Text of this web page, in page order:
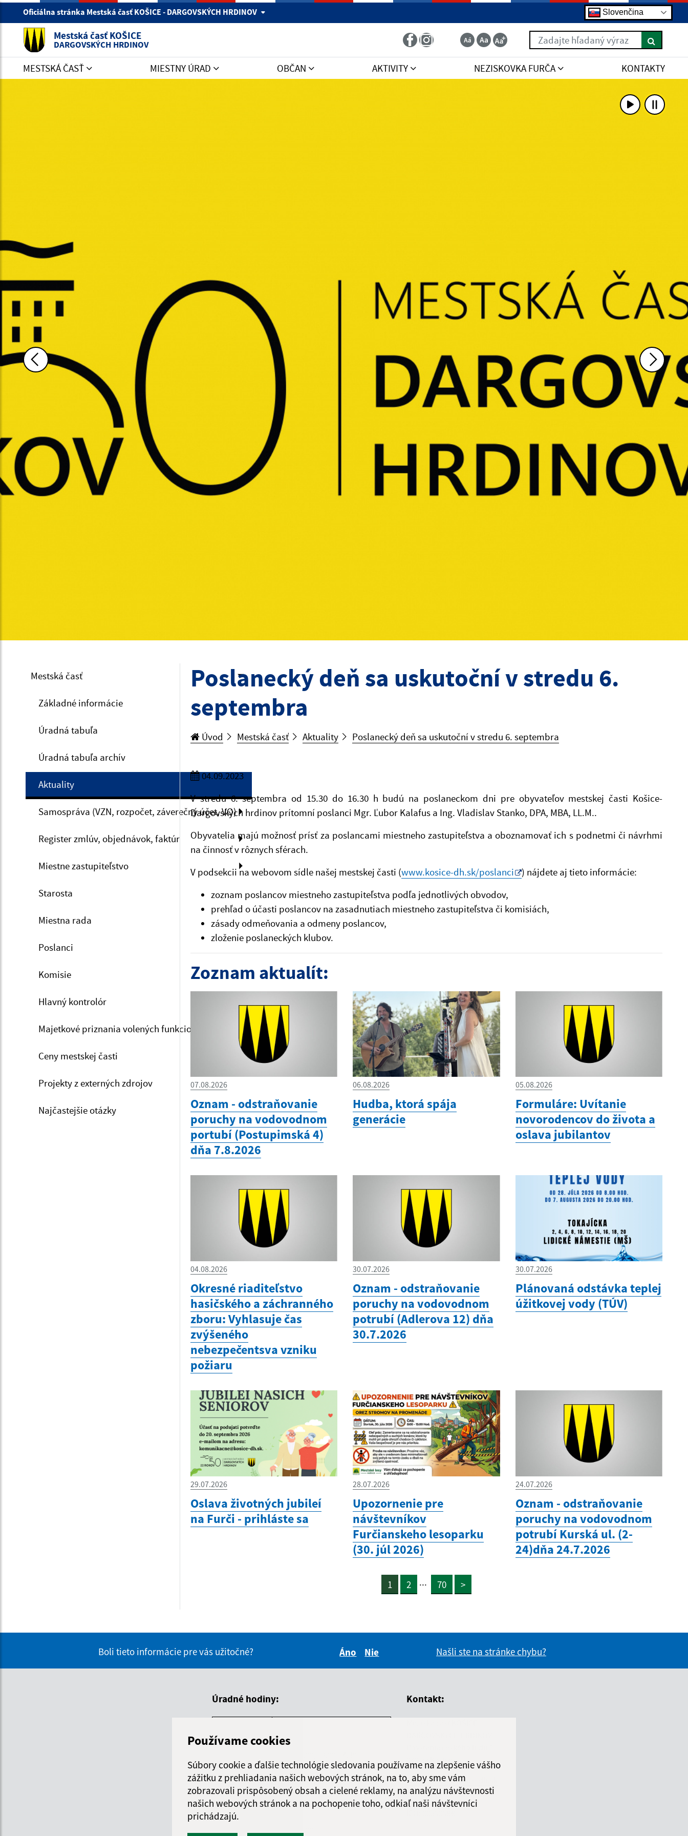
Používame cookies
Súbory cookie a ďalšie technológie sledovania používame na zlepšenie vášho
zážitku z prehliadania našich webových stránok, na to, aby sme vám
zobrazovali prispôsobený obsah a cielené reklamy, na analýzu návštevnosti
našich webových stránok a na pochopenie toho, odkiaľ naši návštevníci
prichádzajú.
Oficiálna stránka Mestská časť KOŠICE - DARGOVSKÝCH HRDINOV Slovenčina
Mestská časť KOŠICE
DARGOVSKÝCH HRDINOV
Zadajte hľadaný výraz
MESTSKÁ ČASŤ MIESTNY ÚRAD OBČAN AKTIVITY NEZISKOVKA FURČA KONTAKTY
Mestská časť
Základné informácie
Úradná tabuľa
Úradná tabuľa archív
Aktuality
Samospráva (VZN, rozpočet, záverečný účet, VO)
Register zmlúv, objednávok, faktúr
Miestne zastupiteľstvo
Starosta
Miestna rada
Poslanci
Komisie
Hlavný kontrolór
Majetkové priznania volených funkcionárov
Ceny mestskej časti
Projekty z externých zdrojov
Najčastejšie otázky
Poslanecký deň sa uskutoční v stredu 6.
septembra
Úvod Mestská časť Aktuality Poslanecký deň sa uskutoční v stredu 6. septembra
04.09.2023
V stredu 6. septembra od 15.30 do 16.30 h budú na poslaneckom dni pre obyvateľov mestskej časti Košice-
Dargovských hrdinov prítomní poslanci Mgr. Ľubor Kalafus a Ing. Vladislav Stanko, DPA, MBA, LL.M..
Obyvatelia majú možnosť prísť za poslancami miestneho zastupiteľstva a oboznamovať ich s podnetmi či návrhmi
na činnosť v rôznych sférach.
V podsekcii na webovom sídle našej mestskej časti (www.kosice-dh.sk/poslanci
) nájdete aj tieto informácie:
zoznam poslancov miestneho zastupiteľstva podľa jednotlivých obvodov,
prehľad o účasti poslancov na zasadnutiach miestneho zastupiteľstva či komisiách,
zásady odmeňovania a odmeny poslancov,
zloženie poslaneckých klubov.
Zoznam aktualít:
07.08.2026
Oznam - odstraňovanie
poruchy na vodovodnom
portubí (Postupimská 4)
dňa 7.8.2026
06.08.2026
Hudba, ktorá spája
generácie
05.08.2026
Formuláre: Uvítanie
novorodencov do života a
oslava jubilantov
04.08.2026
Okresné riaditeľstvo
hasičského a záchranného
zboru: Vyhlasuje čas
zvýšeného
nebezpečentsva vzniku
požiaru
30.07.2026
Oznam - odstraňovanie
poruchy na vodovodnom
potrubí (Adlerova 12) dňa
30.7.2026
30.07.2026
Plánovaná odstávka teplej
úžitkovej vody (TÚV)
29.07.2026
Oslava životných jubileí
na Furči - prihláste sa
28.07.2026
Upozornenie pre
návštevníkov
Furčianskeho lesoparku
(30. júl 2026)
24.07.2026
Oznam - odstraňovanie
poruchy na vodovodnom
potrubí Kurská ul. (2-
24)dňa 24.7.2026
1 2 ... 70 >
Boli tieto informácie pre vás užitočné?
Áno
Nie
Našli ste na stránke chybu?
Úradné hodiny:
Utorok 8.00-12.00, 13.00-15.00
Streda 8.00-12.00, 13.00-16.30
Kontakt:
040 22 Košice
informatika@kosice-dh.sk
+421 55 300 90 01